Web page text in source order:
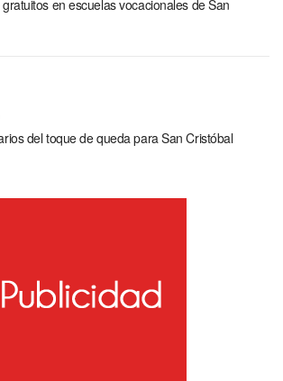
en escuelas vocacionales de San
del toque de queda para San Cristóbal